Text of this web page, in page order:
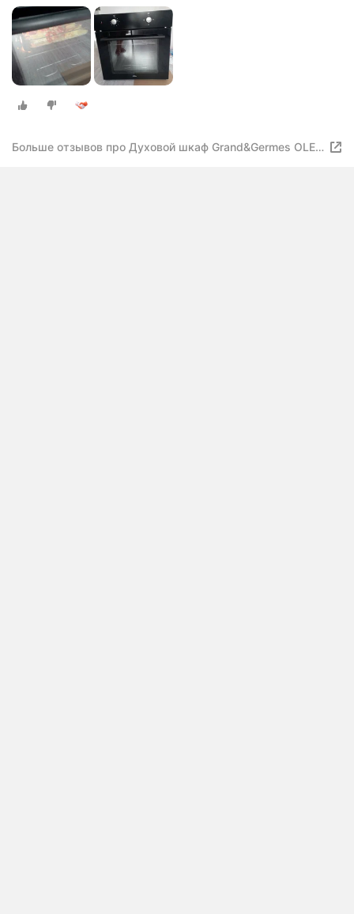
Больше отзывов про Духовой шкаф Grand&Germes OLE-